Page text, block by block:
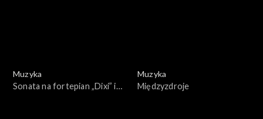
Muzyka
Sonata na fortepian „Dixi” i
Muzyka
Międzyzdroje